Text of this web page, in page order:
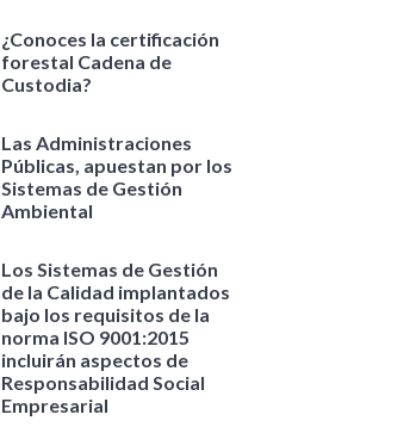
¿Conoces la certificación
forestal Cadena de
Custodia?
Las Administraciones
Públicas, apuestan por los
Sistemas de Gestión
Ambiental
Los Sistemas de Gestión
de la Calidad implantados
bajo los requisitos de la
norma ISO 9001:2015
incluirán aspectos de
Responsabilidad Social
Empresarial